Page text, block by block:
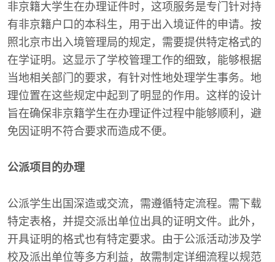
非京籍大学生在办理证件时，这项服务是专门针对持
有非京籍户口的本科生，用于出入境证件的申请。按
照北京市出入境管理局的规定，需要提供特定格式的
在学证明。这显示了学校管理工作的细致，能够根据
当地相关部门的要求，有针对性地处理学生事务。地
理位置在这些规定中起到了明显的作用。这样的设计
旨在确保非京籍学生在办理证件过程中能够顺利，避
免因证明不符合要求而造成不便。
公派项目的办理
公派学生出国深造或交流，需遵循特定流程。需下载
特定表格，并提交派出单位出具的证明文件。此外，
开具证明的格式也有特定要求。由于公派活动涉及学
校及派出单位等多方利益，故需制定详细流程以规范